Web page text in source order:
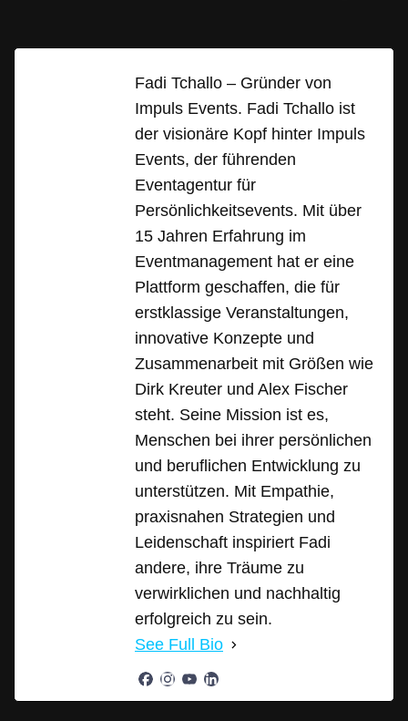
Fadi Tchallo – Gründer von
Impuls Events. Fadi Tchallo ist
der visionäre Kopf hinter Impuls
Events, der führenden
Eventagentur für
Persönlichkeitsevents. Mit über
15 Jahren Erfahrung im
Eventmanagement hat er eine
Plattform geschaffen, die für
erstklassige Veranstaltungen,
innovative Konzepte und
Zusammenarbeit mit Größen wie
Dirk Kreuter und Alex Fischer
steht. Seine Mission ist es,
Menschen bei ihrer persönlichen
und beruflichen Entwicklung zu
unterstützen. Mit Empathie,
praxisnahen Strategien und
Leidenschaft inspiriert Fadi
andere, ihre Träume zu
verwirklichen und nachhaltig
erfolgreich zu sein.
See Full Bio